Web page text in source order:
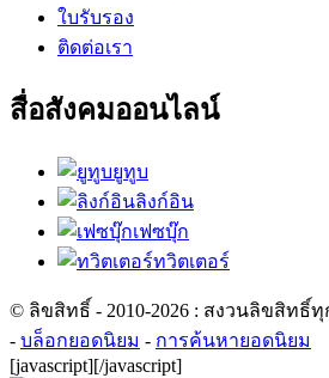
ใบรับรอง
ติดต่อเรา
สื่อสังคมออนไลน์
ยูทูบ
ลิงก์อิน
เฟซบุ๊ก
ทวิตเตอร์
© ลิขสิทธิ์ - 2010-2026 : สงวนลิขสิทธิ์ทุ
- บล็อกยอดนิยม - การค้นหายอดนิยม
[javascript][/javascript]